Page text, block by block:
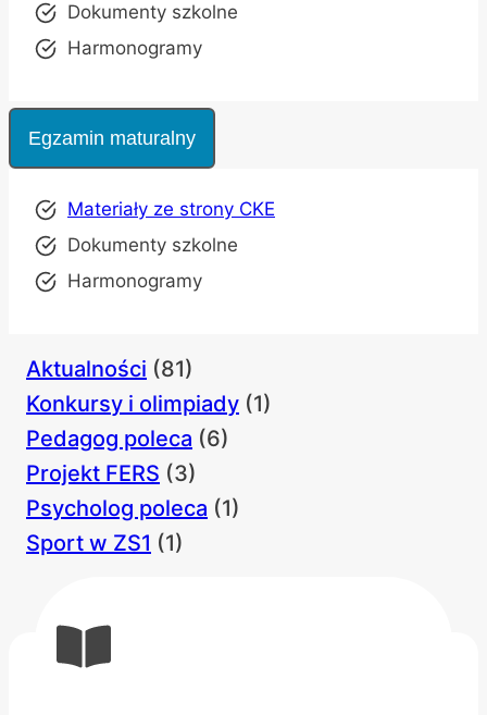
Dokumenty szkolne
Harmonogramy
Egzamin maturalny
Materiały ze strony CKE
Dokumenty szkolne
Harmonogramy
Aktualności (81)
Konkursy i olimpiady (1)
Pedagog poleca (6)
Projekt FERS (3)
Psycholog poleca (1)
Sport w ZS1 (1)